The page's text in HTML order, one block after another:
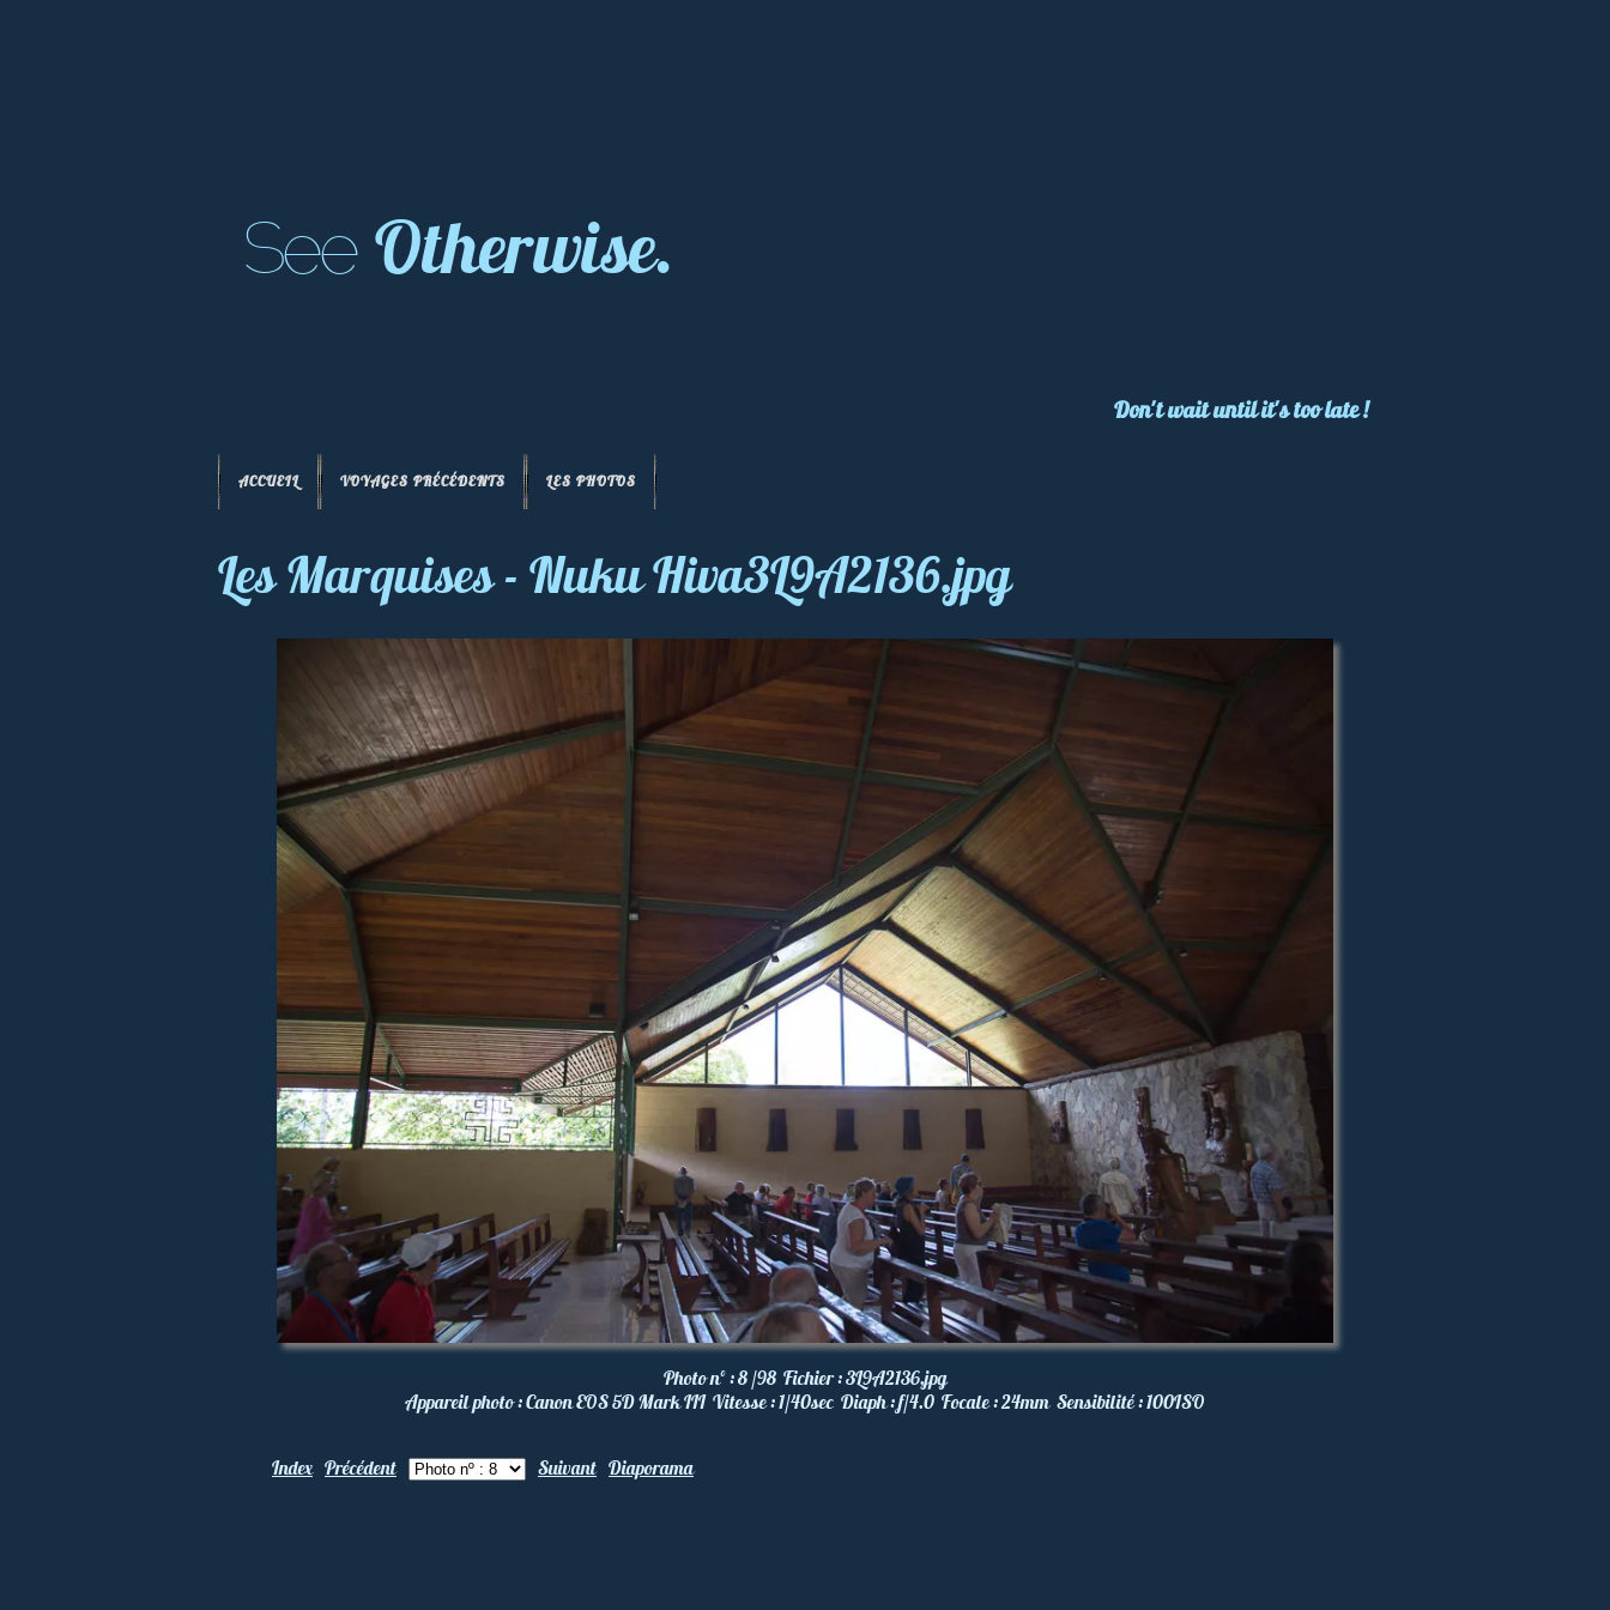
See Otherwise.
Don't wait until it's too late !
ACCUEIL VOYAGES PRÉCÉDENTS LES PHOTOS
Les Marquises - Nuku Hiva3L9A2136.jpg
Photo nº :8 /98 Fichier :3L9A2136.jpg
Appareil photo :Canon EOS 5D Mark III Vitesse :1/40sec Diaph :f/4.0 Focale :24mm Sensibilité :100ISO
Index Précédent Suivant Diaporama